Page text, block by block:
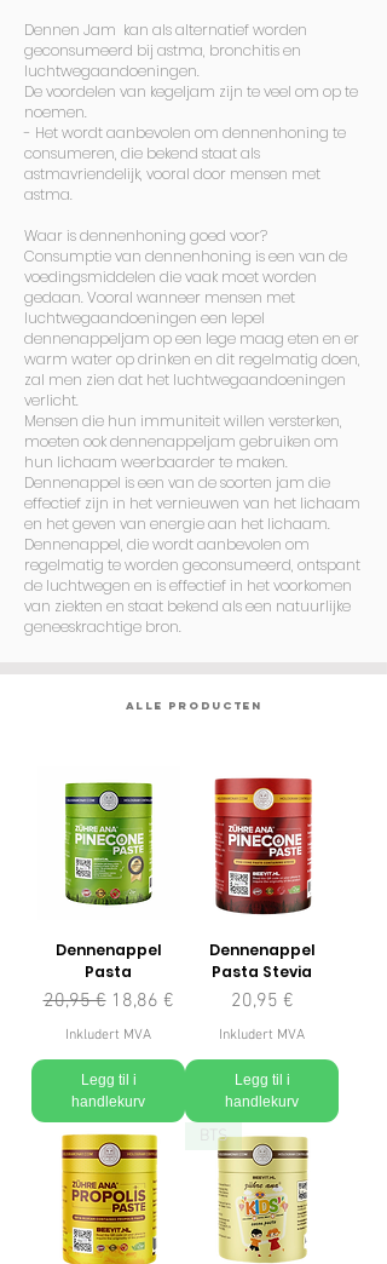
Dennen Jam kan als alternatief worden
geconsumeerd bij astma, bronchitis en
luchtwegaandoeningen.
De voordelen van kegeljam zijn te veel om op te
noemen.
- Het wordt aanbevolen om dennenhoning te
consumeren, die bekend staat als
astmavriendelijk, vooral door mensen met
astma.
Waar is dennenhoning goed voor?
Consumptie van dennenhoning is een van de
voedingsmiddelen die vaak moet worden
gedaan. Vooral wanneer mensen met
luchtwegaandoeningen een lepel
dennenappeljam op een lege maag eten en er
warm water op drinken en dit regelmatig doen,
zal men zien dat het luchtwegaandoeningen
verlicht.
Mensen die hun immuniteit willen versterken,
moeten ook dennenappeljam gebruiken om
hun lichaam weerbaarder te maken.
Dennenappel is een van de soorten jam die
effectief zijn in het vernieuwen van het lichaam
en het geven van energie aan het lichaam.
Dennenappel, die wordt aanbevolen om
regelmatig te worden geconsumeerd, ontspant
de luchtwegen en is effectief in het voorkomen
van ziekten en staat bekend als een natuurlijke
geneeskrachtige bron.
ALLE PRODUCTEN
Dennenappel
Pasta
Vanlig pris
20,95 € Salgspris
18,86 €
Inkludert MVA
Legg til i
handlekurv
Dennenappel
Pasta Stevia
Pris
20,95 €
Inkludert MVA
Legg til i
handlekurv
BTS